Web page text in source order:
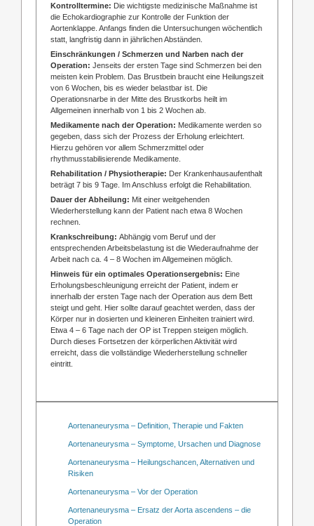
Kontrolltermine: Die wichtigste medizinische Maßnahme ist
die Echokardiographie zur Kontrolle der Funktion der
Aortenklappe. Anfangs finden die Untersuchungen wöchentlich
statt, langfristig dann in jährlichen Abständen.
Einschränkungen / Schmerzen und Narben nach der
Operation: Jenseits der ersten Tage sind Schmerzen bei den
meisten kein Problem. Das Brustbein braucht eine Heilungszeit
von 6 Wochen, bis es wieder belastbar ist. Die
Operationsnarbe in der Mitte des Brustkorbs heilt im
Allgemeinen innerhalb von 1 bis 2 Wochen ab.
Medikamente nach der Operation: Medikamente werden so
gegeben, dass sich der Prozess der Erholung erleichtert.
Hierzu gehören vor allem Schmerzmittel oder
rhythmusstabilisierende Medikamente.
Rehabilitation / Physiotherapie: Der Krankenhausaufenthalt
beträgt 7 bis 9 Tage. Im Anschluss erfolgt die Rehabilitation.
Dauer der Abheilung: Mit einer weitgehenden
Wiederherstellung kann der Patient nach etwa 8 Wochen
rechnen.
Krankschreibung: Abhängig vom Beruf und der
entsprechenden Arbeitsbelastung ist die Wiederaufnahme der
Arbeit nach ca. 4 – 8 Wochen im Allgemeinen möglich.
Hinweis für ein optimales Operationsergebnis: Eine
Erholungsbeschleunigung erreicht der Patient, indem er
innerhalb der ersten Tage nach der Operation aus dem Bett
steigt und geht. Hier sollte darauf geachtet werden, dass der
Körper nur in dosierten und kleineren Einheiten trainiert wird.
Etwa 4 – 6 Tage nach der OP ist Treppen steigen möglich.
Durch dieses Fortsetzen der körperlichen Aktivität wird
erreicht, dass die vollständige Wiederherstellung schneller
eintritt.
Aortenaneurysma – Definition, Therapie und Fakten
Aortenaneurysma – Symptome, Ursachen und Diagnose
Aortenaneurysma – Heilungschancen, Alternativen und
Risiken
Aortenaneurysma – Vor der Operation
Aortenaneurysma – Ersatz der Aorta ascendens – die
Operation